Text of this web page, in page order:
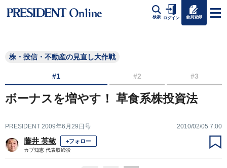
検索 ログイン 会員登録
株・投信・不動産の見直し大作戦
#1 #2 #3
ボーナスを増やす！ 草食系株投資法
PRESIDENT 2009年6月29日号 2010/02/05 7:00
藤井 英敏 +フォロー
カブ知恵 代表取締役